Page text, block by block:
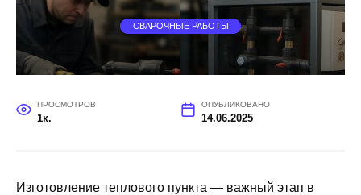
СВАРОЧНЫЕ РАБОТЫ
ПРОСМОТРОВ
1к.
ОПУБЛИКОВАНО
14.06.2025
Изготовление теплового пункта — важный этап в